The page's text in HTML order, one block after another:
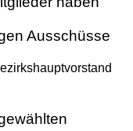
Ausschüsse